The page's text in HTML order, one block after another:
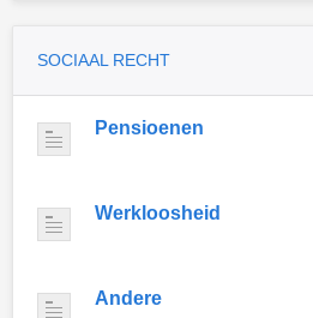
SOCIAAL RECHT
Pensioenen
Werkloosheid
Andere